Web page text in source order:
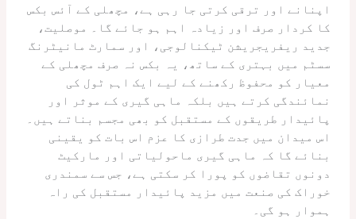
اپنانے اور ترقی کرتی جا رہی ہے، مچھلی کے آئس بکس
کا کردار صرف اور زیادہ اہم ہو جائے گا۔ موصلیت،
جدید ریفریجریشن ٹیکنالوجی، اور سمارٹ مانیٹرنگ
سسٹم میں بہتری کے ساتھ، یہ بکس نہ صرف مچھلی کے
معیار کو محفوظ رکھنے کے لیے ایک اہم ٹول کی
نمائندگی کرتے ہیں بلکہ ماہی گیری کے موثر اور
پائیدار طریقوں کے مستقبل کو بھی مجسم بناتے ہیں۔
اس میدان میں جدت طرازی کا عزم اس بات کو یقینی
بنائے گا کہ ماہی گیری ماحولیاتی اور مارکیٹ
دونوں تقاضوں کو پورا کر سکتی ہے، جس سے سمندری
خوراک کی صنعت میں مزید پائیدار مستقبل کی راہ
ہموار ہو گی۔